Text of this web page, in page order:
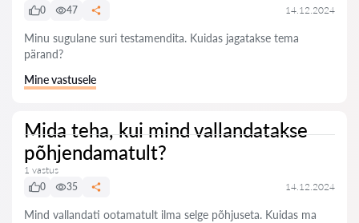
0
47 14.12.2024
Minu sugulane suri testamendita. Kuidas jagatakse tema
pärand?
Mine vastusele
Mida teha, kui mind vallandatakse
põhjendamatult?
1 vastus
0
35 14.12.2024
Mind vallandati ootamatult ilma selge põhjuseta. Kuidas ma